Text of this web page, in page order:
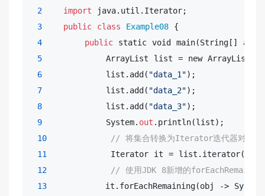
2
import java.util.Iterator;
3
public class Example08 {
4
public static void main(String[]
5
            ArrayList list = new ArrayList();
6
            list.add(
"data_1");
7
            list.add(
"data_2");
8
            list.add(
"data_3");
9
            System.
out .println(list);
10
// 将集合转换为Iterator迭代器对象
11
            Iterator it = list.iterator();
12
// 使用JDK 8新增的
13
it.forEachRemaining(obj ->